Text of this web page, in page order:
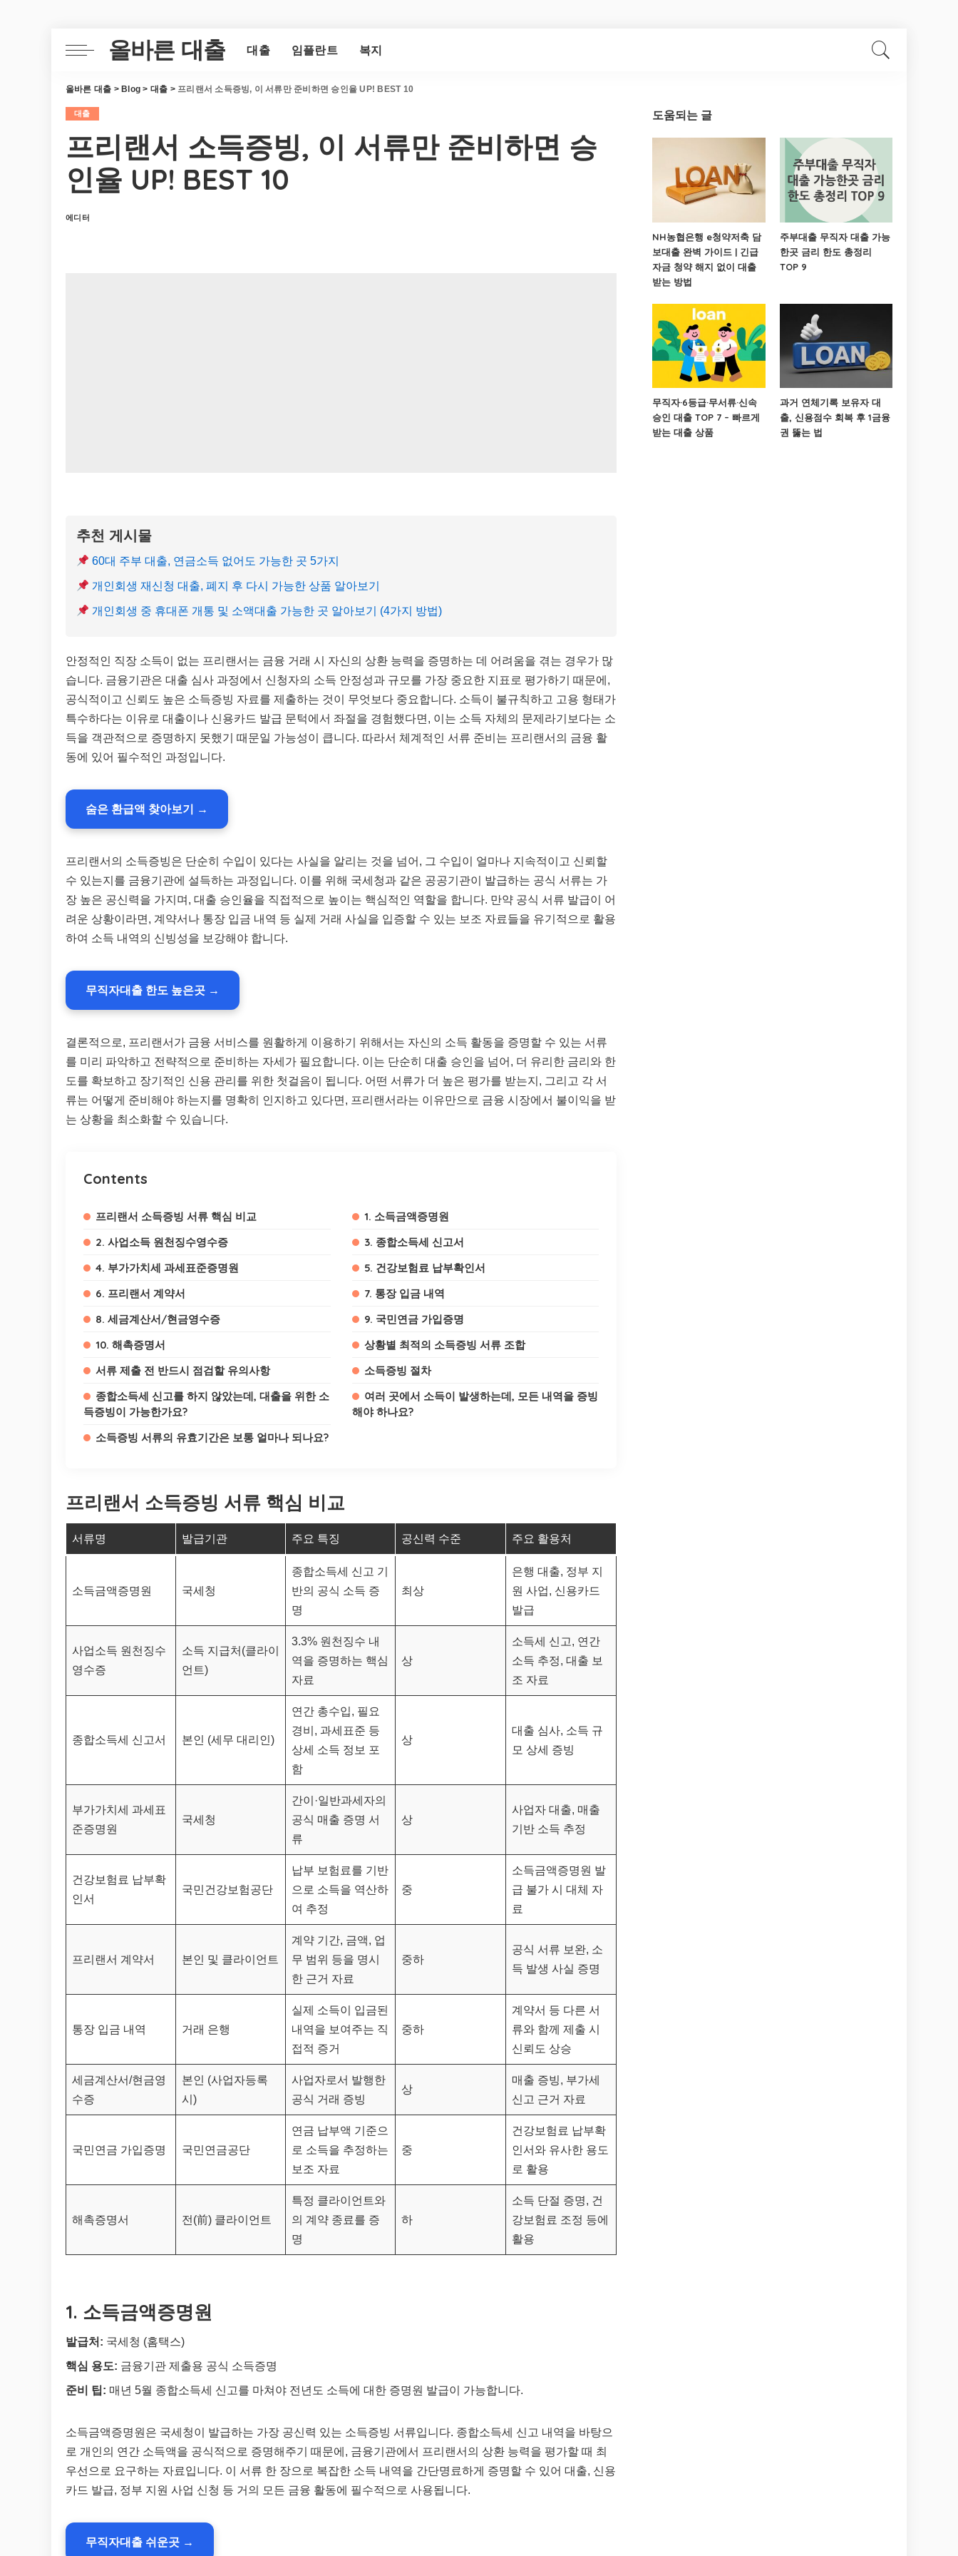
올바른 대출 대출 임플란트 복지
올바른 대출 > Blog > 대출 > 프리랜서 소득증빙, 이 서류만 준비하면 승인율 UP! BEST 10
대출
프리랜서 소득증빙, 이 서류만 준비하면 승
인율 UP! BEST 10
Posted
에디터
추천 게시물
60대 주부 대출, 연금소득 없어도 가능한 곳 5가지
개인회생 재신청 대출, 폐지 후 다시 가능한 상품 알아보기
개인회생 중 휴대폰 개통 및 소액대출 가능한 곳 알아보기 (4가지 방법)
안정적인 직장 소득이 없는 프리랜서는 금융 거래 시 자신의 상환 능력을 증명하는 데 어려움을 겪는 경우가 많
습니다. 금융기관은 대출 심사 과정에서 신청자의 소득 안정성과 규모를 가장 중요한 지표로 평가하기 때문에,
공식적이고 신뢰도 높은 소득증빙 자료를 제출하는 것이 무엇보다 중요합니다. 소득이 불규칙하고 고용 형태가
특수하다는 이유로 대출이나 신용카드 발급 문턱에서 좌절을 경험했다면, 이는 소득 자체의 문제라기보다는 소
득을 객관적으로 증명하지 못했기 때문일 가능성이 큽니다. 따라서 체계적인 서류 준비는 프리랜서의 금융 활
동에 있어 필수적인 과정입니다.
숨은 환급액 찾아보기 →
프리랜서의 소득증빙은 단순히 수입이 있다는 사실을 알리는 것을 넘어, 그 수입이 얼마나 지속적이고 신뢰할
수 있는지를 금융기관에 설득하는 과정입니다. 이를 위해 국세청과 같은 공공기관이 발급하는 공식 서류는 가
장 높은 공신력을 가지며, 대출 승인율을 직접적으로 높이는 핵심적인 역할을 합니다. 만약 공식 서류 발급이 어
려운 상황이라면, 계약서나 통장 입금 내역 등 실제 거래 사실을 입증할 수 있는 보조 자료들을 유기적으로 활용
하여 소득 내역의 신빙성을 보강해야 합니다.
무직자대출 한도 높은곳 →
결론적으로, 프리랜서가 금융 서비스를 원활하게 이용하기 위해서는 자신의 소득 활동을 증명할 수 있는 서류
를 미리 파악하고 전략적으로 준비하는 자세가 필요합니다. 이는 단순히 대출 승인을 넘어, 더 유리한 금리와 한
도를 확보하고 장기적인 신용 관리를 위한 첫걸음이 됩니다. 어떤 서류가 더 높은 평가를 받는지, 그리고 각 서
류는 어떻게 준비해야 하는지를 명확히 인지하고 있다면, 프리랜서라는 이유만으로 금융 시장에서 불이익을 받
는 상황을 최소화할 수 있습니다.
Contents
프리랜서 소득증빙 서류 핵심 비교
1. 소득금액증명원
2. 사업소득 원천징수영수증
3. 종합소득세 신고서
4. 부가가치세 과세표준증명원
5. 건강보험료 납부확인서
6. 프리랜서 계약서
7. 통장 입금 내역
8. 세금계산서/현금영수증
9. 국민연금 가입증명
10. 해촉증명서
상황별 최적의 소득증빙 서류 조합
서류 제출 전 반드시 점검할 유의사항
소득증빙 절차
종합소득세 신고를 하지 않았는데, 대출을 위한 소
득증빙이 가능한가요?
여러 곳에서 소득이 발생하는데, 모든 내역을 증빙
해야 하나요?
소득증빙 서류의 유효기간은 보통 얼마나 되나요?
프리랜서 소득증빙 서류 핵심 비교
서류명 발급기관 주요 특징 공신력 수준 주요 활용처
소득금액증명원 국세청
종합소득세 신고 기
반의 공식 소득 증
명
최상
은행 대출, 정부 지
원 사업, 신용카드
발급
사업소득 원천징수
영수증
소득 지급처(클라이
언트)
3.3% 원천징수 내
역을 증명하는 핵심
자료
상
소득세 신고, 연간
소득 추정, 대출 보
조 자료
종합소득세 신고서 본인 (세무 대리인)
연간 총수입, 필요
경비, 과세표준 등
상세 소득 정보 포
함
상
대출 심사, 소득 규
모 상세 증빙
부가가치세 과세표
준증명원
국세청
간이·일반과세자의
공식 매출 증명 서
류
상
사업자 대출, 매출
기반 소득 추정
건강보험료 납부확
인서
국민건강보험공단
납부 보험료를 기반
으로 소득을 역산하
여 추정
중
소득금액증명원 발
급 불가 시 대체 자
료
프리랜서 계약서 본인 및 클라이언트
계약 기간, 금액, 업
무 범위 등을 명시
한 근거 자료
중하
공식 서류 보완, 소
득 발생 사실 증명
통장 입금 내역 거래 은행
실제 소득이 입금된
내역을 보여주는 직
접적 증거
중하
계약서 등 다른 서
류와 함께 제출 시
신뢰도 상승
세금계산서/현금영
수증
본인 (사업자등록
시)
사업자로서 발행한
공식 거래 증빙
상
매출 증빙, 부가세
신고 근거 자료
국민연금 가입증명 국민연금공단
연금 납부액 기준으
로 소득을 추정하는
보조 자료
중
건강보험료 납부확
인서와 유사한 용도
로 활용
해촉증명서 전(前) 클라이언트
특정 클라이언트와
의 계약 종료를 증
명
하
소득 단절 증명, 건
강보험료 조정 등에
활용
1. 소득금액증명원
발급처: 국세청 (홈택스)
핵심 용도: 금융기관 제출용 공식 소득증명
준비 팁: 매년 5월 종합소득세 신고를 마쳐야 전년도 소득에 대한 증명원 발급이 가능합니다.
소득금액증명원은 국세청이 발급하는 가장 공신력 있는 소득증빙 서류입니다. 종합소득세 신고 내역을 바탕으
로 개인의 연간 소득액을 공식적으로 증명해주기 때문에, 금융기관에서 프리랜서의 상환 능력을 평가할 때 최
우선으로 요구하는 자료입니다. 이 서류 한 장으로 복잡한 소득 내역을 간단명료하게 증명할 수 있어 대출, 신용
카드 발급, 정부 지원 사업 신청 등 거의 모든 금융 활동에 필수적으로 사용됩니다.
무직자대출 쉬운곳 →
도움되는 글
NH농협은행 e청약저축 담
보대출 완벽 가이드 | 긴급
자금 청약 해지 없이 대출
받는 방법
주부대출 무직자 대출 가능
한곳 금리 한도 총정리
TOP 9
무직자·6등급·무서류·신속
승인 대출 TOP 7 – 빠르게
받는 대출 상품
과거 연체기록 보유자 대
출, 신용점수 회복 후 1금융
권 뚫는 법